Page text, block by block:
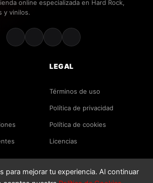
online especializada en Hard Rock,
y vinilos.
LEGAL
Términos de uso
Política de privacidad
Política de cookies
Licencias
Todos los derechos reservados.
para mejorar tu experiencia. Al continuar